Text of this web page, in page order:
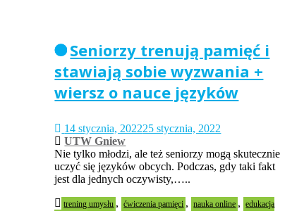
Seniorzy trenują pamięć i
stawiają sobie wyzwania +
wiersz o nauce języków
14 stycznia, 202225 stycznia, 2022
UTW Gniew
Nie tylko młodzi, ale też seniorzy mogą skutecznie
uczyć się języków obcych. Podczas, gdy taki fakt
jest dla jednych oczywisty,…..
trening umysłu , ćwiczenia pamięci , nauka online ,
edukacja